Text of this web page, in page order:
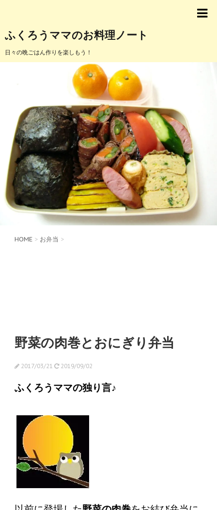
ふくろうママのお料理ノート
日々の晩ごはん作りを楽しもう！
HOME > お弁当 >
野菜の肉巻とおにぎり弁当
2017/03/21 2019/09/02
ふくろうママの独り言♪